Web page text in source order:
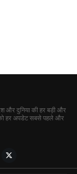
और दुनिया की हर बड़ी और
हर अपडेट सबसे पहले और